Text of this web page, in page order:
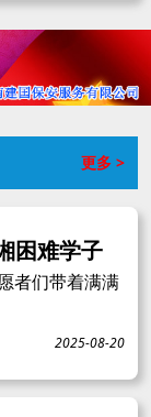
更多 >
困难学子
者们带着满满
2025-08-20